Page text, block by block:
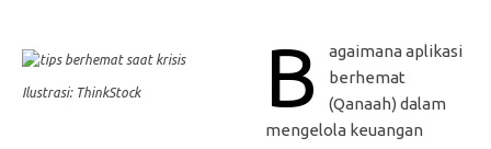
Ilustrasi: ThinkStock B
agaimana aplikasi
berhemat
(Qanaah) dalam
mengelola keuangan